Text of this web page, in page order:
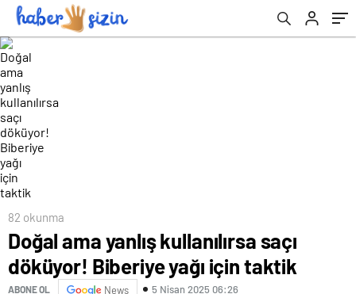
82 okunma
Doğal ama yanlış kullanılırsa saçı
döküyor! Biberiye yağı için taktik
ABONE OL News 5 Nisan 2025 06:26